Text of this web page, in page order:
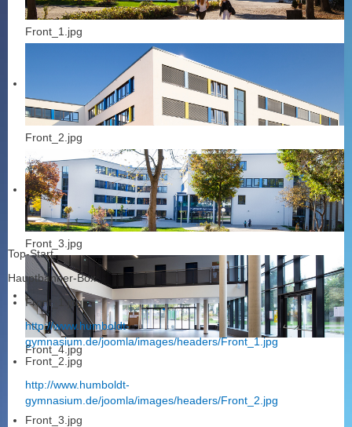
Front_1.jpg
Front_2.jpg
Front_3.jpg
Front_4.jpg
Top-Start
Hauptbanner-Box
Front_1.jpg
http://www.humboldt-
gymnasium.de/joomla/images/headers/Front_1.jpg
Front_2.jpg
http://www.humboldt-
gymnasium.de/joomla/images/headers/Front_2.jpg
Front_3.jpg